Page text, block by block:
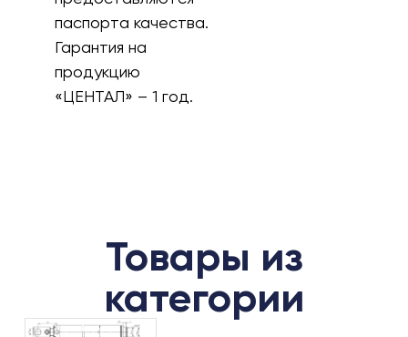
паспорта качества.
Гарантия на
продукцию
«ЦЕНТАЛ» – 1 год.
Товары из
категории